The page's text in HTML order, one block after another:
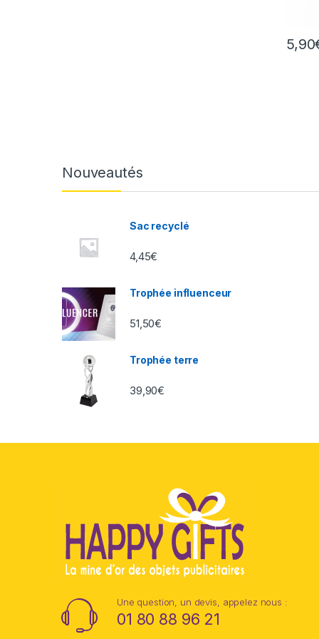
5,90
Nouveautés
Sac recyclé
4,45€
Trophée influenceur
51,50€
Trophée terre
39,90€
Une question, un devis, appelez nous :
01 80 88 96 21